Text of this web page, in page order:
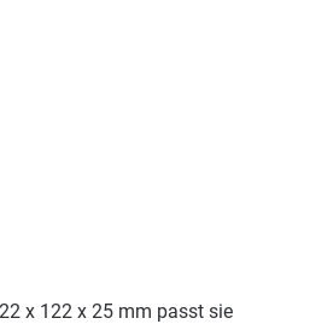
x 122 x 25 mm passt sie